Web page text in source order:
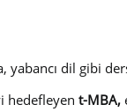
dil gibi
hedefleyent-MBA,